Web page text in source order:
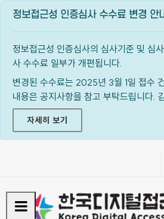
정보접근성 인증심사 수수료 변경 안
정보접근성 인증심사의 심사기준 및 심
사 수수료 일부가 개편됩니다.
변경된 수수료는 2025년 3월 1일 접수
내용은 공지사항을 참고 부탁드립니다.
자세히 보기